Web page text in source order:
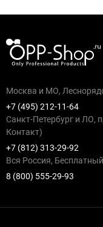
Москва и МО,
+7 (495) 212-11-64
Санкт-Петербург и ЛО,
Контакт)
+7 (812) 313-29-92
Вся Россия,
8 (800) 555-29-93